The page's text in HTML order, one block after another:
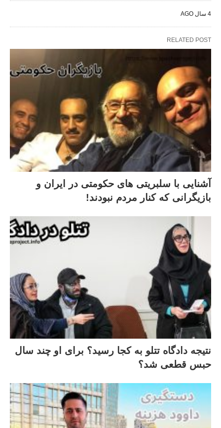
4 سال AGO
RELATED POST
آشنایی با سلبریتی های حکومتی در ایران و
بازیگرانی که کنار مردم نبودند!
نتیجه دادگاه تتلو به کجا رسید؟ برای او چند سال
حبس قطعی شد؟